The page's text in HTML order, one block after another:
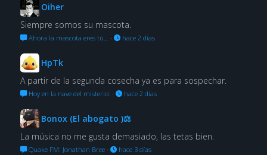
Oiher
Siempre somos su mascota.
Ahora la mascota eres tú… · hace 2 días
HpTk
A partir de la segunda cosecha ya es para sospechar.
Hoy en la nave del misterio: · hace 2 días
Bonox (El abogato )⚖
La música no me gusta demasiado, las tetas bien.
Quake FM: Jonathan Bree· hace 3 días